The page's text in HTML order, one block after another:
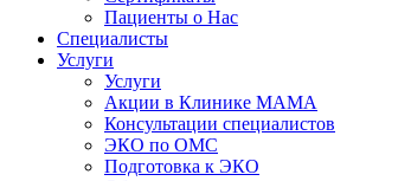
Пациенты о Нас
Специалисты
Услуги
Услуги
Акции в Клинике МАМА
Консультации специалистов
ЭКО по ОМС
Подготовка к ЭКО